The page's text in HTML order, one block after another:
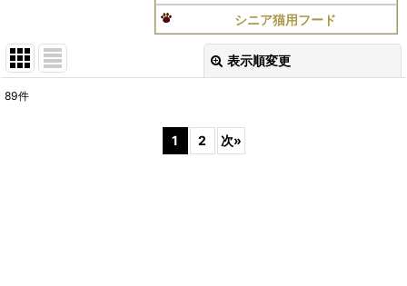
シニア猫用フード
表示順変更
89件
1 2 次»